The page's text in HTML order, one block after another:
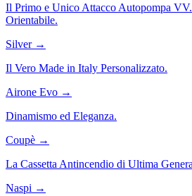
Il Primo e Unico Attacco Autopompa
Orientabile.
Silver →
Il Vero Made in Italy Personalizzato.
Airone Evo →
Dinamismo ed Eleganza.
Coupè →
La Cassetta Antincendio di Ultima
Naspi →